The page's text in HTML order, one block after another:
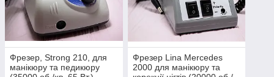
Фрезер, Strong 210, для
манікюру та педикюру
Фрезер Lina Mercedes
2000 для манікюру та